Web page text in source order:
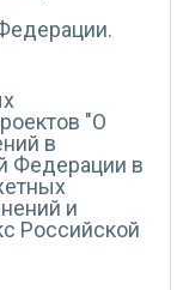
"О
в
Федерации в
и
Российской